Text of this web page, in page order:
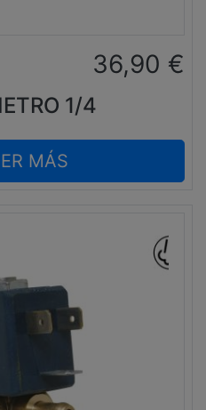
36,90 €
1/4
MÁS